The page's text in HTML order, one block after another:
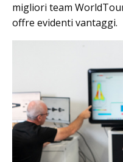
migliori team
offre evidenti vantaggi.